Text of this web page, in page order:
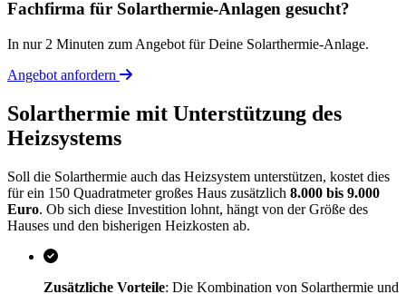
Fachfirma für Solarthermie-Anlagen gesucht?
In nur 2 Minuten zum Angebot für Deine Solarthermie-Anlage.
Angebot anfordern
Solarthermie mit Unterstützung des
Heizsystems
Soll die Solarthermie auch das Heizsystem unterstützen, kostet dies
für ein 150 Quadratmeter großes Haus zusätzlich 8.000 bis 9.000
Euro. Ob sich diese Investition lohnt, hängt von der Größe des
Hauses und den bisherigen Heizkosten ab.
Zusätzliche Vorteile: Die Kombination von Solarthermie und